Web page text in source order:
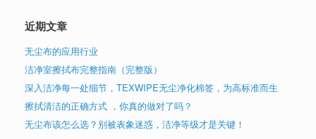
近期文章
无尘布的应用行业
洁净室擦拭布完整指南（完整版）
深入洁净每一处细节，TEXWIPE无尘净化棉签，为高标准而生
擦拭清洁的正确方式 ，你真的做对了吗？
无尘布该怎么选？别被表象迷惑，洁净等级才是关键！